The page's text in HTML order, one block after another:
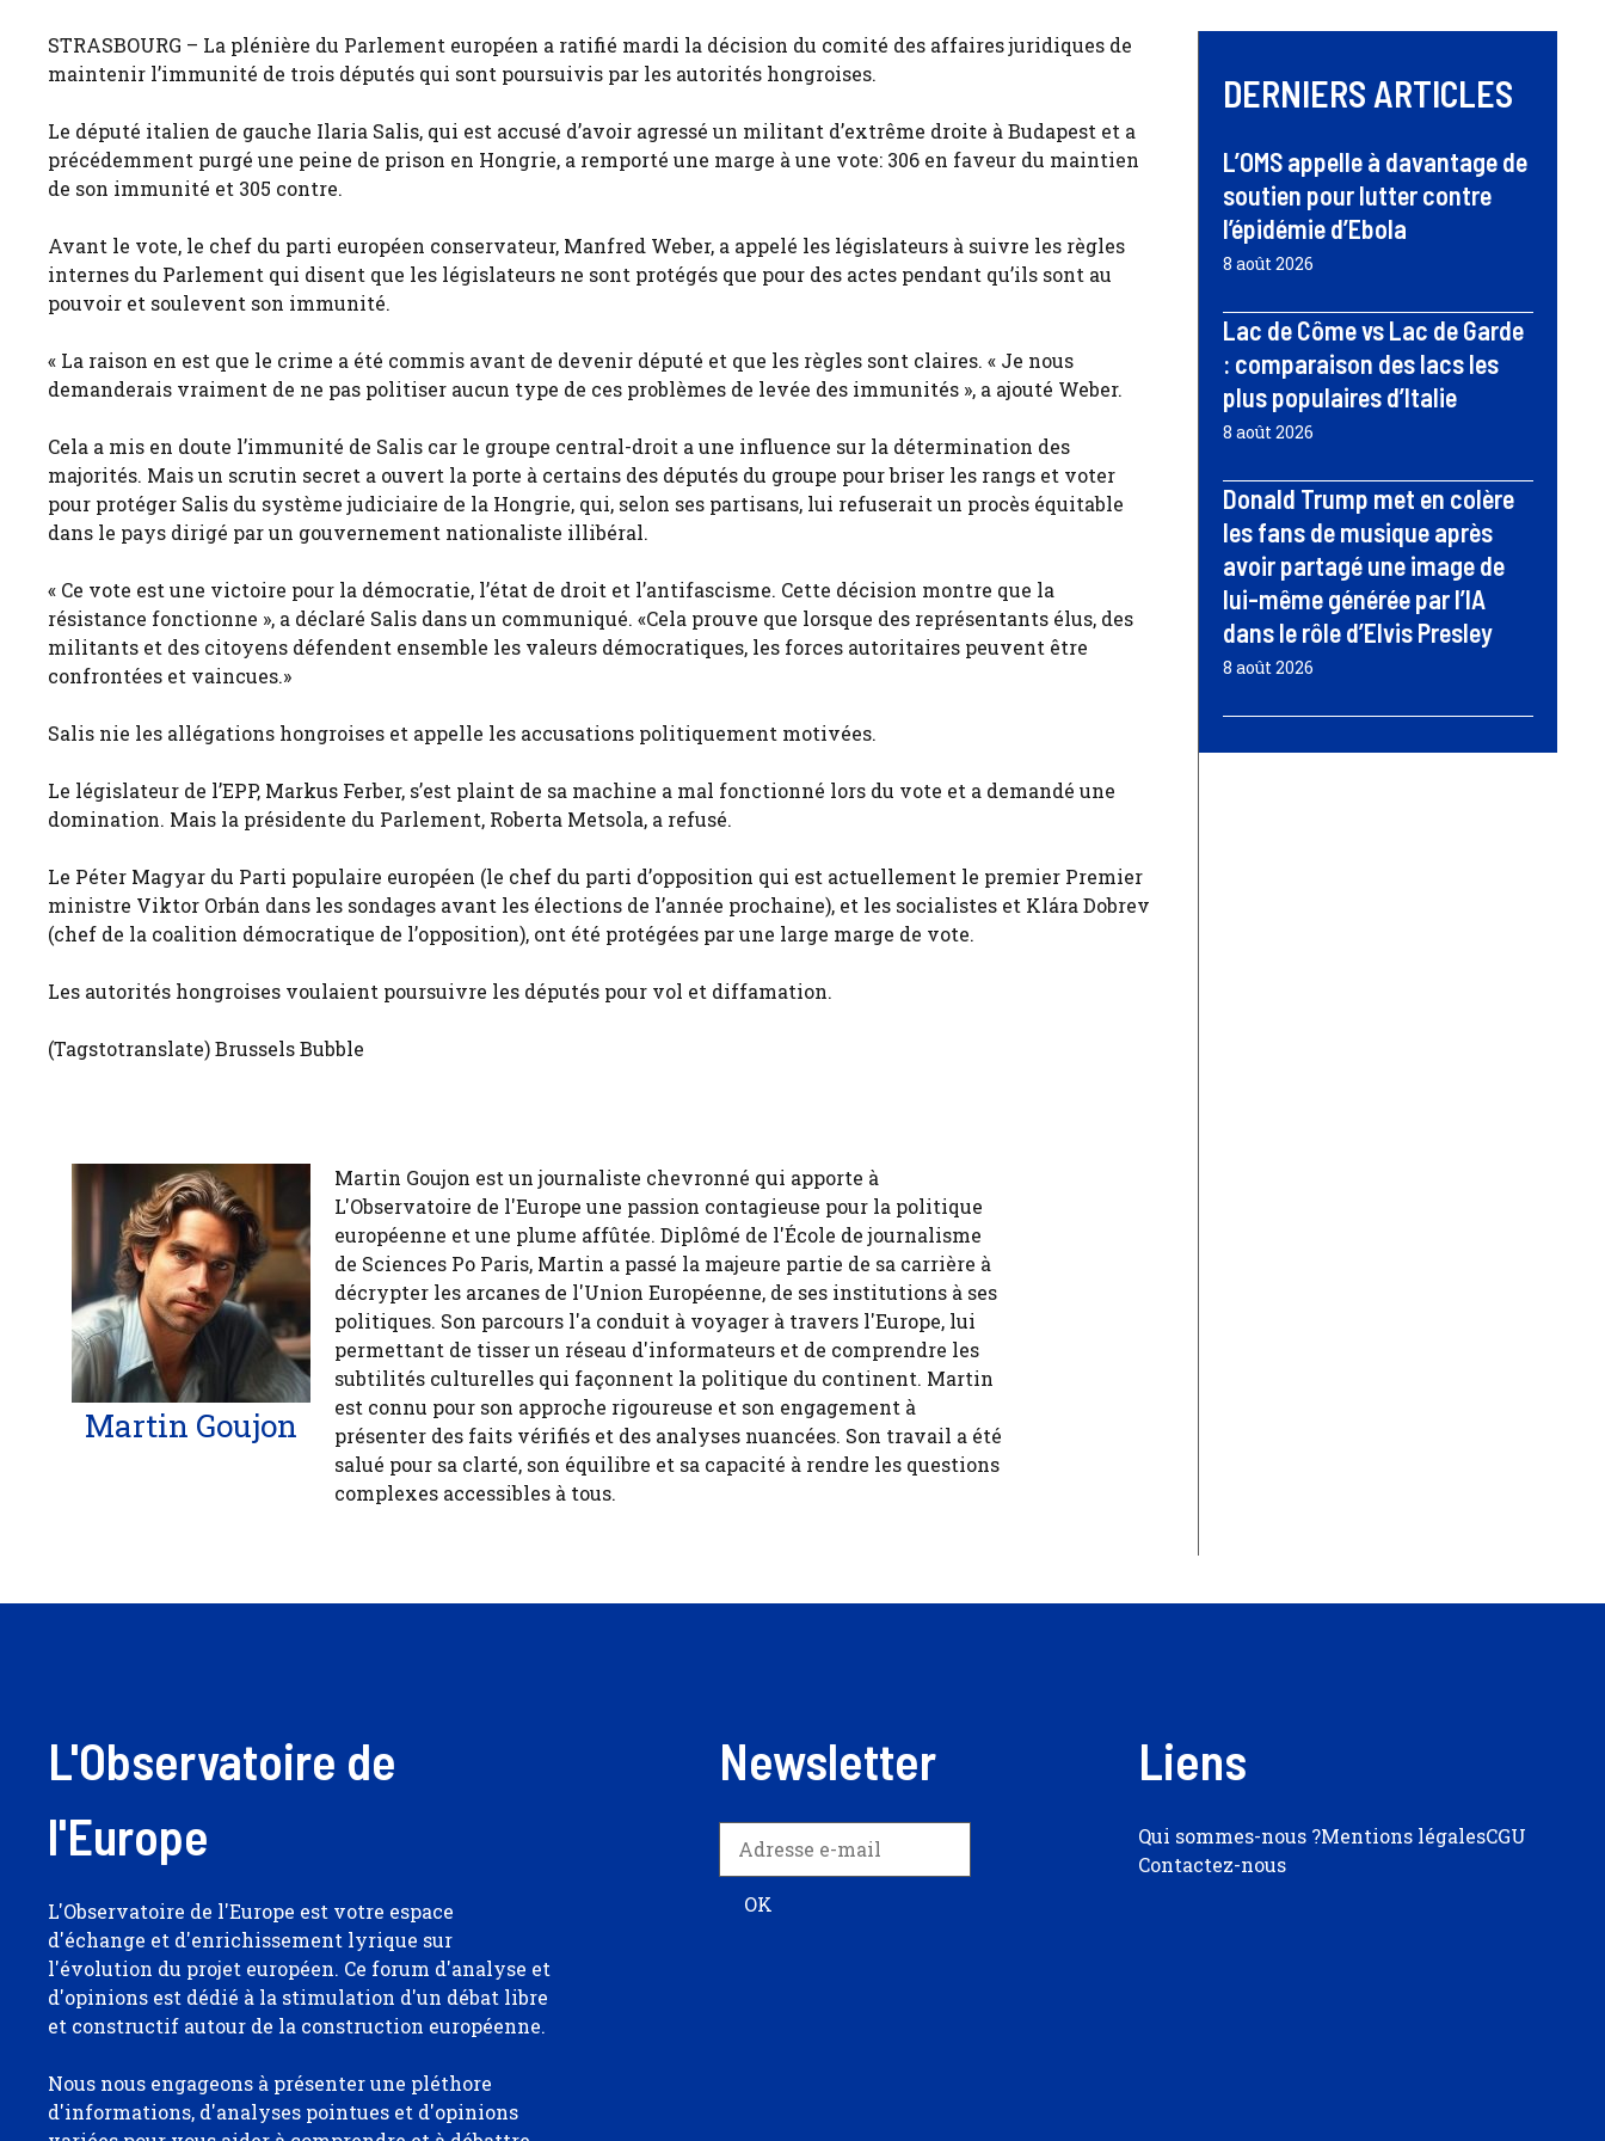
STRASBOURG – La plénière du Parlement européen a ratifié mardi la décision du comité des affaires juridiques de
maintenir l’immunité de trois députés qui sont poursuivis par les autorités hongroises.
Le député italien de gauche Ilaria Salis, qui est accusé d’avoir agressé un militant d’extrême droite à Budapest et a
précédemment purgé une peine de prison en Hongrie, a remporté une marge à une vote: 306 en faveur du maintien
de son immunité et 305 contre.
Avant le vote, le chef du parti européen conservateur, Manfred Weber, a appelé les législateurs à suivre les règles
internes du Parlement qui disent que les législateurs ne sont protégés que pour des actes pendant qu’ils sont au
pouvoir et soulevent son immunité.
« La raison en est que le crime a été commis avant de devenir député et que les règles sont claires. « Je nous
demanderais vraiment de ne pas politiser aucun type de ces problèmes de levée des immunités », a ajouté Weber.
Cela a mis en doute l’immunité de Salis car le groupe central-droit a une influence sur la détermination des
majorités. Mais un scrutin secret a ouvert la porte à certains des députés du groupe pour briser les rangs et voter
pour protéger Salis du système judiciaire de la Hongrie, qui, selon ses partisans, lui refuserait un procès équitable
dans le pays dirigé par un gouvernement nationaliste illibéral.
« Ce vote est une victoire pour la démocratie, l’état de droit et l’antifascisme. Cette décision montre que la
résistance fonctionne », a déclaré Salis dans un communiqué. «Cela prouve que lorsque des représentants élus, des
militants et des citoyens défendent ensemble les valeurs démocratiques, les forces autoritaires peuvent être
confrontées et vaincues.»
Salis nie les allégations hongroises et appelle les accusations politiquement motivées.
Le législateur de l’EPP, Markus Ferber, s’est plaint de sa machine a mal fonctionné lors du vote et a demandé une
domination. Mais la présidente du Parlement, Roberta Metsola, a refusé.
Le Péter Magyar du Parti populaire européen (le chef du parti d’opposition qui est actuellement le premier Premier
ministre Viktor Orbán dans les sondages avant les élections de l’année prochaine), et les socialistes et Klára Dobrev
(chef de la coalition démocratique de l’opposition), ont été protégées par une large marge de vote.
Les autorités hongroises voulaient poursuivre les députés pour vol et diffamation.
(Tagstotranslate) Brussels Bubble
Martin Goujon
Martin Goujon est un journaliste chevronné qui apporte à
L'Observatoire de l'Europe une passion contagieuse pour la politique
européenne et une plume affûtée. Diplômé de l'École de journalisme
de Sciences Po Paris, Martin a passé la majeure partie de sa carrière à
décrypter les arcanes de l'Union Européenne, de ses institutions à ses
politiques. Son parcours l'a conduit à voyager à travers l'Europe, lui
permettant de tisser un réseau d'informateurs et de comprendre les
subtilités culturelles qui façonnent la politique du continent. Martin
est connu pour son approche rigoureuse et son engagement à
présenter des faits vérifiés et des analyses nuancées. Son travail a été
salué pour sa clarté, son équilibre et sa capacité à rendre les questions
complexes accessibles à tous.
DERNIERS ARTICLES
L’OMS appelle à davantage de
soutien pour lutter contre
l’épidémie d’Ebola
8 août 2026
Lac de Côme vs Lac de Garde
: comparaison des lacs les
plus populaires d’Italie
8 août 2026
Donald Trump met en colère
les fans de musique après
avoir partagé une image de
lui-même générée par l’IA
dans le rôle d’Elvis Presley
8 août 2026
L'Observatoire de
l'Europe
L'Observatoire de l'Europe est votre espace
d'échange et d'enrichissement lyrique sur
l'évolution du projet européen. Ce forum d'analyse et
d'opinions est dédié à la stimulation d'un débat libre
et constructif autour de la construction européenne.
Nous nous engageons à présenter une pléthore
d'informations, d'analyses pointues et d'opinions
Newsletter Liens
Qui sommes-nous ?Mentions légalesCGU
Contactez-nous